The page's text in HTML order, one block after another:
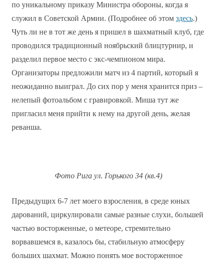
по уникальному приказу Министра обороны, когда я
служил в Советской Армии. (Подробнее об этом здесь.)
Чуть ли не в тот же день я пришел в шахматный клуб, где
проводился традиционный ноябрьский блицтурнир, и
разделил первое место с экс-чемпионом мира.
Организаторы предложили матч из 4 партий, который я
неожиданно выиграл. До сих пор у меня хранится приз –
нелепый фотоальбом с гравировкой. Миша тут же
пригласил меня прийти к нему на другой день, желая
реванша.
Фото Рига ул. Горького 34 (кв.4)
Предыдущих 6-7 лет моего взросления, в среде юных
дарований, циркулировали самые разные слухи, большей
частью восторженные, о метеоре, стремительно
ворвавшемся в, казалось бы, стабильную атмосферу
больших шахмат. Можно понять мое восторженное